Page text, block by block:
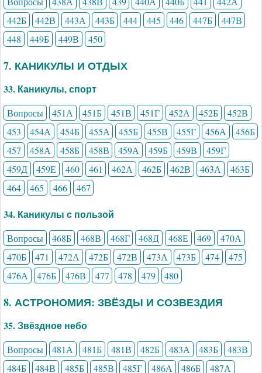
442Б
442В 443А 443Б 444 445 446 447Б
447В
448
449Б 449В 450
7. КАНИКУЛЫ И ОТДЫХ
33. Каникулы, спорт
Вопросы 451А 451Б 451В 451Г 452А 452Б
452В
453
454А 454Б 455А 455Б 455В 455Г 456А
456Б
457
458А 458Б 458В 459А 459Б 459В
459Г
459Д
459Е 460 461 462А 462Б 462В 463А
463Б
464
465 466 467
34. Каникулы с пользой
Вопросы 468Б 468В 468Г 468Д 468Е 469
470А
470Б
471 472А 472Б 472В 473А 473Б 474
475
476А
476Б 476В 477 478 479 480
8. АСТРОНОМИЯ: ЗВЁЗДЫ И СОЗВЕЗДИЯ
35. Звёздное небо
Вопросы 481А 481Б 481В 482Б 483А 483Б
483В
484Б
484В 485Б 485В 485Г 486А 486Б
487А